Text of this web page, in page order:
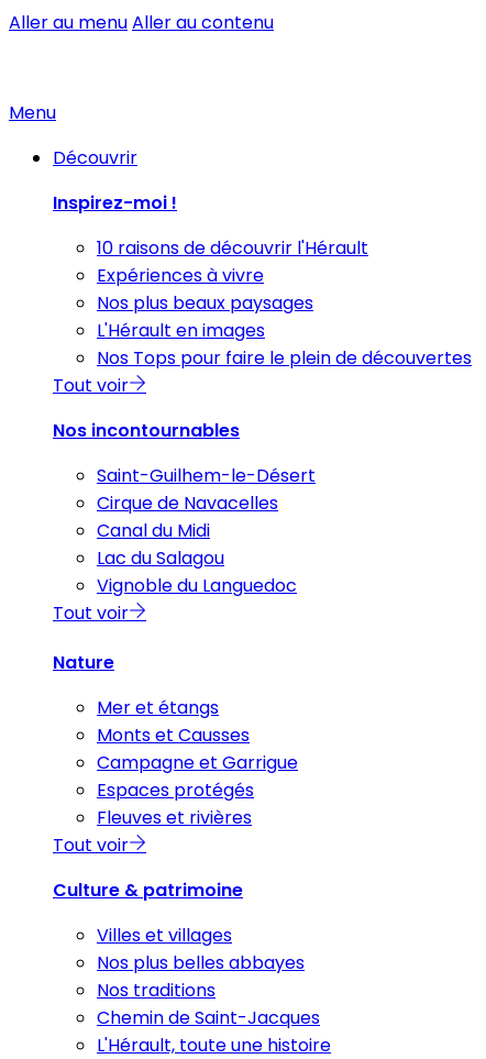
Aller au menuAller au contenu
Menu
Découvrir
Inspirez-moi !
10 raisons de découvrir l'Hérault
Expériences à vivre
Nos plus beaux paysages
L'Hérault en images
Nos Tops pour faire le plein de découvertes
Tout voir
Nos incontournables
Saint-Guilhem-le-Désert
Cirque de Navacelles
Canal du Midi
Lac du Salagou
Vignoble du Languedoc
Tout voir
Nature
Mer et étangs
Monts et Causses
Campagne et Garrigue
Espaces protégés
Fleuves et rivières
Tout voir
Culture & patrimoine
Villes et villages
Nos plus belles abbayes
Nos traditions
Chemin de Saint-Jacques
L'Hérault, toute une histoire